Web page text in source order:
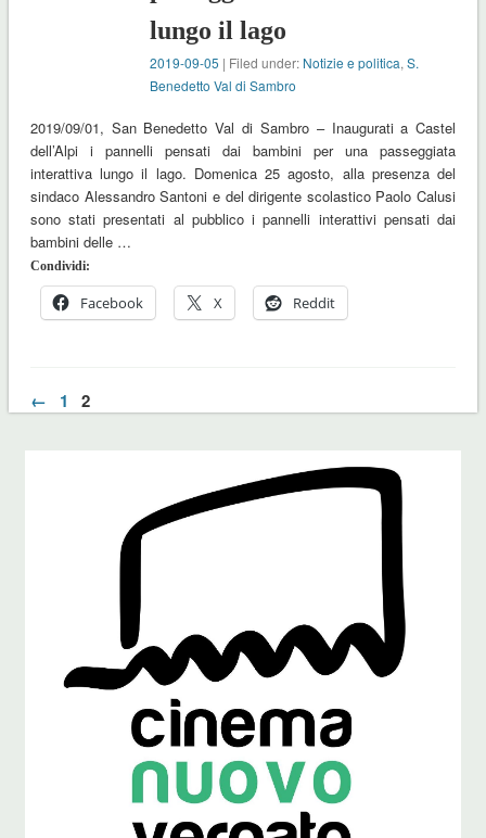
lungo il lago
2019-09-05 | Filed under: Notizie e politica,S.
Benedetto Val di Sambro
2019/09/01, San Benedetto Val di Sambro – Inaugurati a Castel
dell’Alpi i pannelli pensati dai bambini per una passeggiata
interattiva lungo il lago. Domenica 25 agosto, alla presenza del
sindaco Alessandro Santoni e del dirigente scolastico Paolo Calusi
sono stati presentati al pubblico i pannelli interattivi pensati dai
bambini delle …
Condividi:
Facebook X Reddit
← 1 2